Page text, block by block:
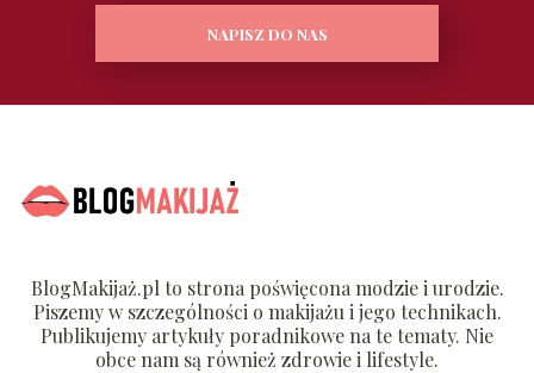
NAPISZ DO NAS
BlogMakijaż.pl to strona poświęcona modzie i urodzie.
Piszemy w szczególności o makijażu i jego technikach.
Publikujemy artykuły poradnikowe na te tematy. Nie
obce nam są również zdrowie i lifestyle.